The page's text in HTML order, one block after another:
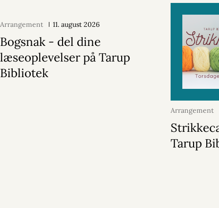
Arrangement 11. august 2026
Bogsnak - del dine
læseoplevelser på Tarup
Bibliotek
Arrangement
2026
Tarup